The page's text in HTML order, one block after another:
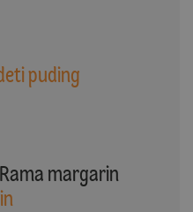
puding
margarin